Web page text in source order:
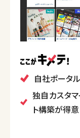
自社ポータ
独自カスタ
ト構築が得意